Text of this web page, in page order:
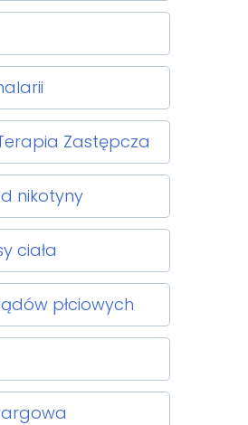
Zastępcza
nikotyny
ciała
płciowych